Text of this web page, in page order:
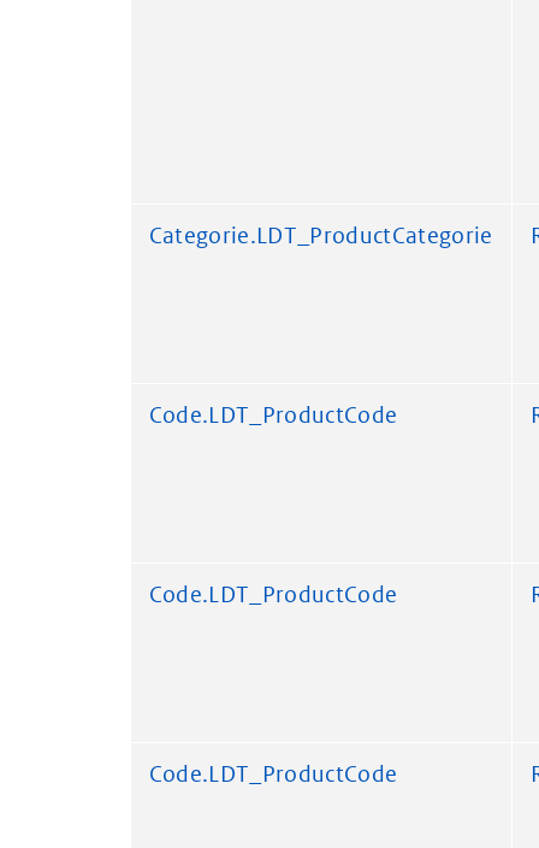
Categorie.LDT_ProductCategorie
Code.LDT_ProductCode
Code.LDT_ProductCode
Code.LDT_ProductCode